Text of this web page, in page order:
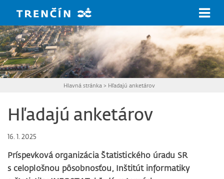
Hlavná stránka > Hľadajú anketárov
Hľadajú anketárov
16. 1. 2025
Príspevková organizácia Štatistického úradu SR
s celoplošnou pôsobnosťou, Inštitút informatiky